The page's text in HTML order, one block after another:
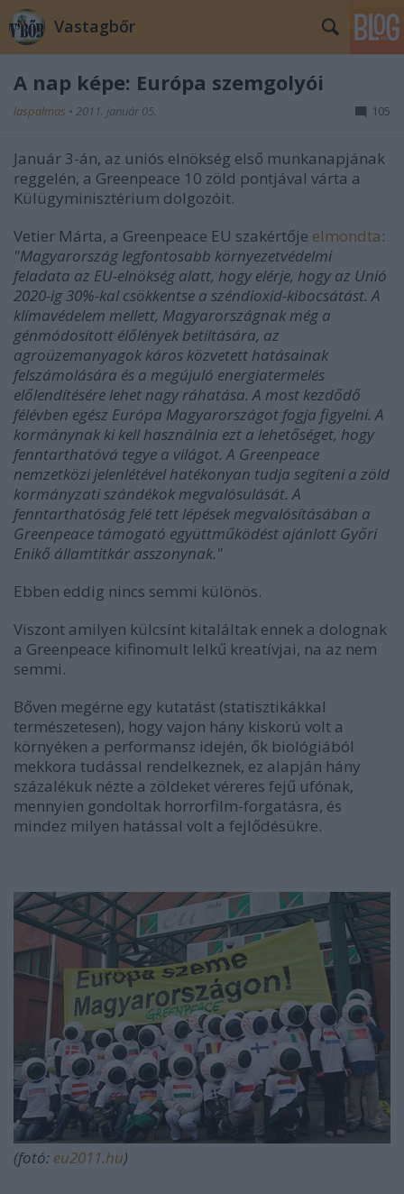
Vastagbőr
A nap képe: Európa szemgolyói
laspalmas • 2011. január 05. 105
Január 3-án, az uniós elnökség első munkanapjának
reggelén, a Greenpeace 10 zöld pontjával várta a
Külügyminisztérium dolgozóit.
Vetier Márta, a Greenpeace EU szakértője elmondta:
"Magyarország legfontosabb környezetvédelmi
feladata az EU-elnökség alatt, hogy elérje, hogy az Unió
2020-ig 30%-kal csökkentse a széndioxid-kibocsátást. A
klímavédelem mellett, Magyarországnak még a
génmódosított élőlények betiltására, az
agroüzemanyagok káros közvetett hatásainak
felszámolására és a megújuló energiatermelés
előlendítésére lehet nagy ráhatása.A most kezdődő
félévben egész Európa Magyarországot fogja figyelni. A
kormánynak ki kell használnia ezt a lehetőséget, hogy
fenntarthatóvá tegye a világot. A Greenpeace
nemzetközi jelenlétével hatékonyan tudja segíteni a zöld
kormányzati szándékok megvalósulását. A
fenntarthatóság felé tett lépések megvalósításában a
Greenpeace támogató együttműködést ajánlott Győri
Enikő államtitkár asszonynak."
Ebben eddig nincs semmi különös.
Viszont amilyen külcsínt kitaláltak ennek a dolognak
a Greenpeace kifinomult lelkű kreatívjai, na az nem
semmi.
Bőven megérne egy kutatást (statisztikákkal
természetesen), hogy vajon hány kiskorú volt a
környéken a performansz idején, ők biológiából
mekkora tudással rendelkeznek, ez alapján hány
százalékuk nézte a zöldeket véreres fejű ufónak,
mennyien gondoltak horrorfilm-forgatásra, és
mindez milyen hatással volt a fejlődésükre.
(fotó: eu2011.hu)